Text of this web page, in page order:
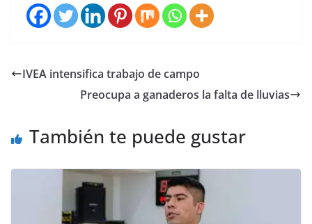
IVEA intensifica trabajo de campo
Preocupa a ganaderos la falta de lluvias
También te puede gustar